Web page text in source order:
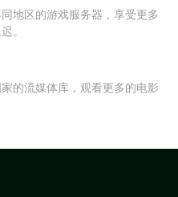
地区的游戏服务器，享受更多
。
的流媒体库，观看更多的电影